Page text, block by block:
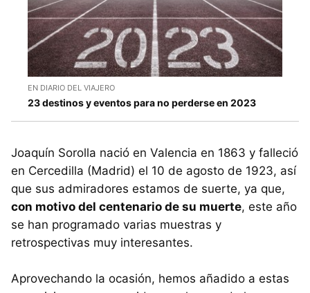
EN DIARIO DEL VIAJERO
23 destinos y eventos para no perderse en 2023
Joaquín Sorolla nació en Valencia en 1863 y falleció
en Cercedilla (Madrid) el 10 de agosto de 1923, así
que sus admiradores estamos de suerte, ya que,
con motivo del centenario de su muerte, este año
se han programado varias muestras y
retrospectivas muy interesantes.
Aprovechando la ocasión, hemos añadido a estas